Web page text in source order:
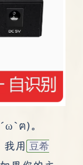
ฅ)。
我用 豆希